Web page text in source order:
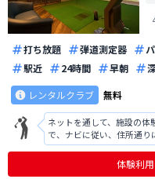
打ち放題 弾道測定器
駅近
24時間 早朝
レンタルクラブ
無料
ネットを通して、施設の
で、ナビに従い、住所通
りを模索したら、高架下
た。場所の有効利用と思
て頂き、電話での施設説明
体験利